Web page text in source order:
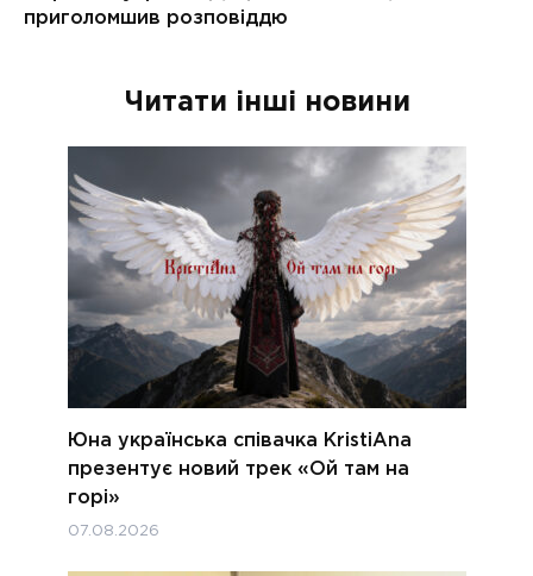
Читати інші новини
Юна українська співачка KristiAna
презентує новий трек «Ой там на
горі»
07.08.2026